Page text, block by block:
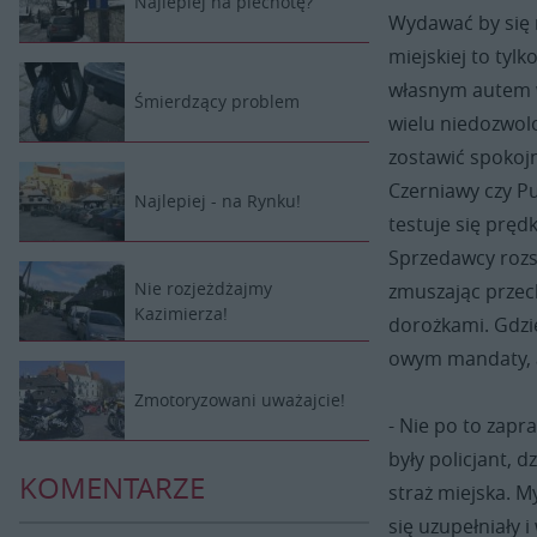
Śmierdzący problem
Najlepiej - na Rynku!
Nie rozjeżdżajmy
Kazimierza!
Zmotoryzowani uważajcie!
KOMENTARZE
Wydawać by
miejskiej to
własnym
wielu
zostawić
Czerniawy czy
testuje się
Sprzedawcy
zmuszając
dorożkami.
owym
- Nie po to
były policjant,
straż miejska.
się uzupełniały